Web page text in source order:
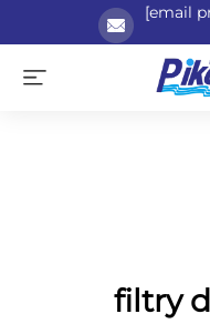
[email
filtry